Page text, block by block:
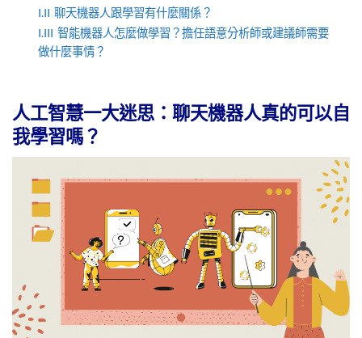
I.II 聊天機器人跟學習有什麼關係？
I.III 智能機器人怎麼做學習？擔任語意分析師或建議師需要
做什麼事情？
人工智慧一大迷思：聊天機器人真的可以自
我學習嗎？